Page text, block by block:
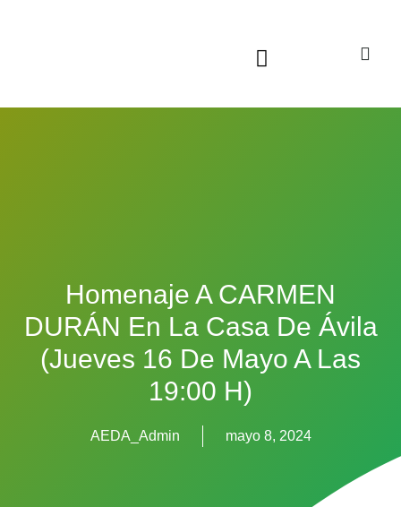
Homenaje A CARMEN
DURÁN En La Casa De Ávila
(jueves 16 De Mayo A Las
19:00 H)
AEDA_Admin mayo 8, 2024